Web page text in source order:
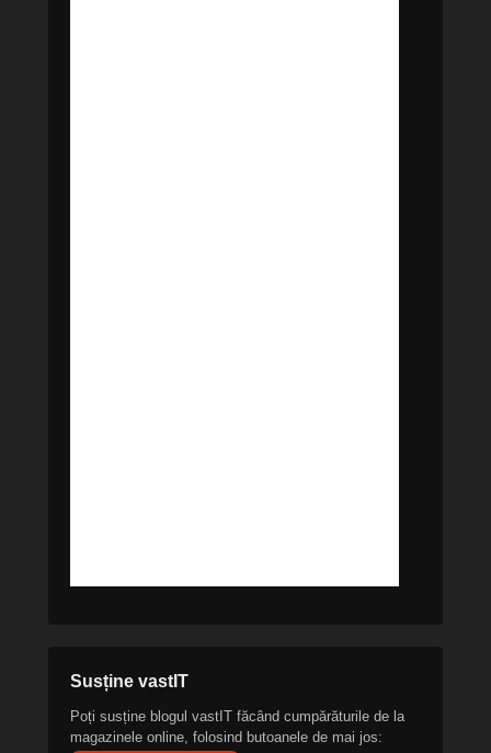
Susține vastIT
Poți susține blogul vastIT făcând cumpărăturile de la
magazinele online, folosind butoanele de mai jos: